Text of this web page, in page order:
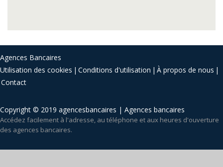
Agences Bancaires
Utilisation des cookies
Conditions d'utilisation
À propos de nous
Contact
Copyright © 2019 agencesbancaires | Agences bancaires
Accédez facilement à l'adresse, au téléphone et aux heures d'ouverture
des agences bancaires.